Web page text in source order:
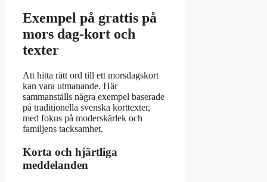
Exempel på grattis på
mors dag-kort och
texter
Att hitta rätt ord till ett morsdagskort
kan vara utmanande. Här
sammanställs några exempel baserade
på traditionella svenska korttexter,
med fokus på moderskärlek och
familjens tacksamhet.
Korta och hjärtliga
meddelanden